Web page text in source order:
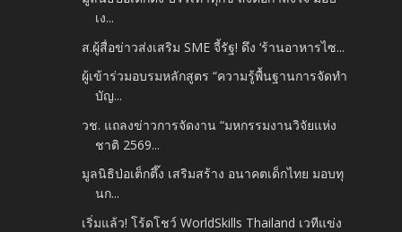
เง...
ส.ผู้สื่อข่าวส่งเสริม SME จี้รัฐ! ดึง ‘ร้านอาหารไซ...
ผู้เข้าร่วมอบรมหลักสูตร “ความรู้พื้นฐานการจัดทำ
บัญ...
วช. แถลงข่าวการจัดงาน “มหกรรมงานวิจัยแห่ง
ชาติ 2569...
มูลนิธิป่อเต็กตึ๊ง เสริมสร้าง อนาคตเด็กไทย มอบทุ
นก...
เริ่มแล้ว! โร้ดโชว์ WorldSkills Thailand เวทีแข่ง